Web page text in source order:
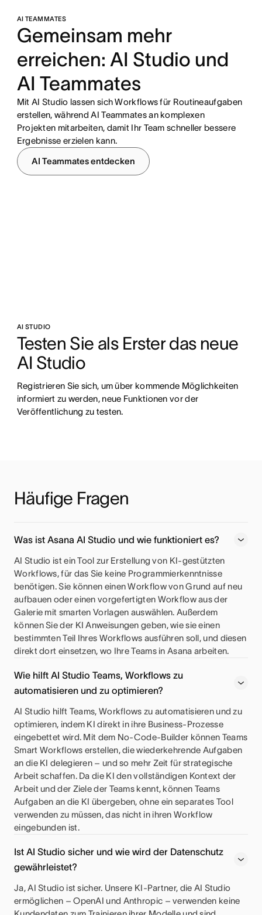
AI TEAMMATES
Gemeinsam mehr
erreichen: AI Studio und
AI Teammates
Mit AI Studio lassen sich Workflows für Routineaufgaben
erstellen, während AI Teammates an komplexen
Projekten mitarbeiten, damit Ihr Team schneller bessere
Ergebnisse erzielen kann.
AI Teammates entdecken
AI STUDIO
Testen Sie als Erster das neue
AI Studio
Registrieren Sie sich, um über kommende Möglichkeiten
informiert zu werden, neue Funktionen vor der
Veröffentlichung zu testen.
Häufige Fragen
Was ist Asana AI Studio und wie funktioniert es?
AI Studio ist ein Tool zur Erstellung von KI-gestützten
Workflows, für das Sie keine Programmierkenntnisse
benötigen. Sie können einen Workflow von Grund auf neu
aufbauen oder einen vorgefertigten Workflow aus der
Galerie mit smarten Vorlagen auswählen. Außerdem
können Sie der KI Anweisungen geben, wie sie einen
bestimmten Teil Ihres Workflows ausführen soll, und diesen
direkt dort einsetzen, wo Ihre Teams in Asana arbeiten.
Wie hilft AI Studio Teams, Workflows zu
automatisieren und zu optimieren?
AI Studio hilft Teams, Workflows zu automatisieren und zu
optimieren, indem KI direkt in ihre Business-Prozesse
eingebettet wird. Mit dem No-Code-Builder können Teams
Smart Workflows erstellen, die wiederkehrende Aufgaben
an die KI delegieren – und so mehr Zeit für strategische
Arbeit schaffen. Da die KI den vollständigen Kontext der
Arbeit und der Ziele der Teams kennt, können Teams
Aufgaben an die KI übergeben, ohne ein separates Tool
verwenden zu müssen, das nicht in ihren Workflow
eingebunden ist.
Ist AI Studio sicher und wie wird der Datenschutz
gewährleistet?
Ja, AI Studio ist sicher. Unsere KI-Partner, die AI Studio
ermöglichen – OpenAI und Anthropic – verwenden keine